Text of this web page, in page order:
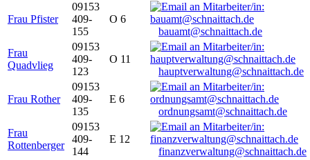
Frau Pfister
09153
409-
155
O 6
bauamt@schnaittach.de
Frau
Quadvlieg
09153
409-
123
O 11
hauptverwaltung@schnaittach.de
Frau Rother
09153
409-
135
E 6
ordnungsamt@schnaittach.de
Frau
Rottenberger
09153
409-
144
E 12
finanzverwaltung@schnaittach.de